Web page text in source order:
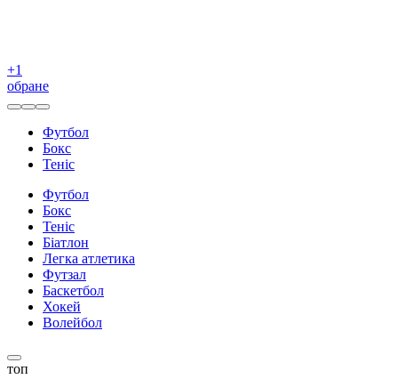
+1
обране
Футбол
Бокс
Теніс
Футбол
Бокс
Теніс
Біатлон
Легка атлетика
Футзал
Баскетбол
Хокей
Волейбол
топ